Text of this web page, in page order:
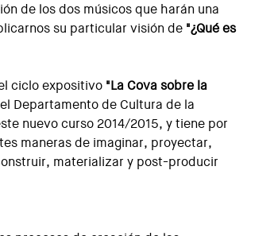
de los dos músicos que harán una
su particular visión de "¿Qué es
ciclo expositivo "La Cova sobre la
Departamento de Cultura de la
nuevo curso 2014/2015, y tiene por
maneras de imaginar, proyectar,
materializar y post-producir